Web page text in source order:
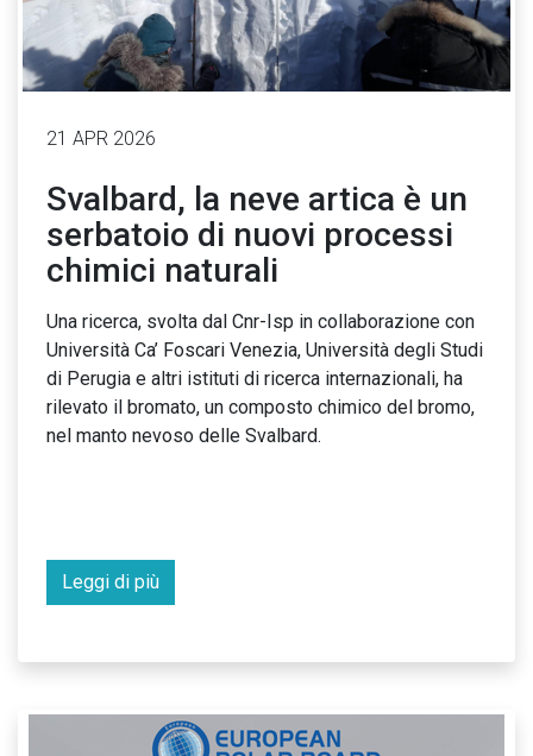
21 APR 2026
Svalbard, la neve artica è un
serbatoio di nuovi processi
chimici naturali
Una ricerca, svolta dal Cnr-Isp in collaborazione con
Università Ca’ Foscari Venezia, Università degli Studi
di Perugia e altri istituti di ricerca internazionali, ha
rilevato il bromato, un composto chimico del bromo,
nel manto nevoso delle Svalbard.
Leggi di più